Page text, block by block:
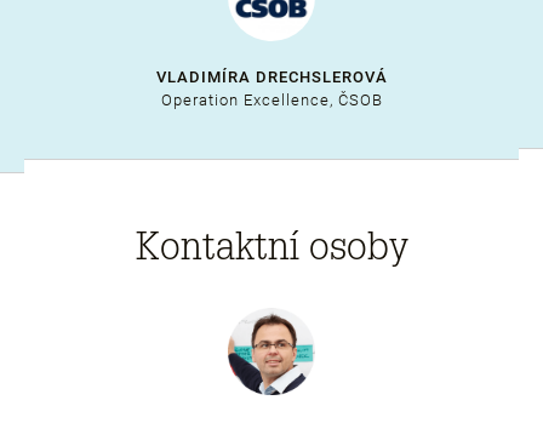
VLADIMÍRA DRECHSLEROVÁ
Operation Excellence, ČSOB
Kontaktní osoby